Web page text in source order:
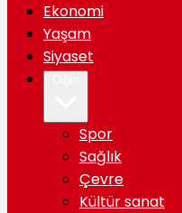
Ekonomi
Yaşam
Siyaset
Spor
Sağlık
Çevre
Kültür sanat